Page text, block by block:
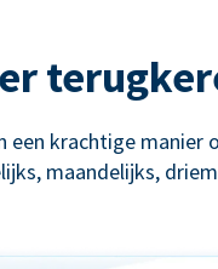
een krachtige
maandelijks,